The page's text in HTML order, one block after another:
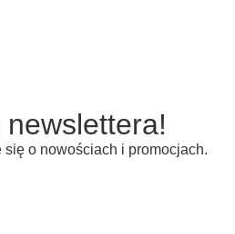
się o nowościach i promocjach.